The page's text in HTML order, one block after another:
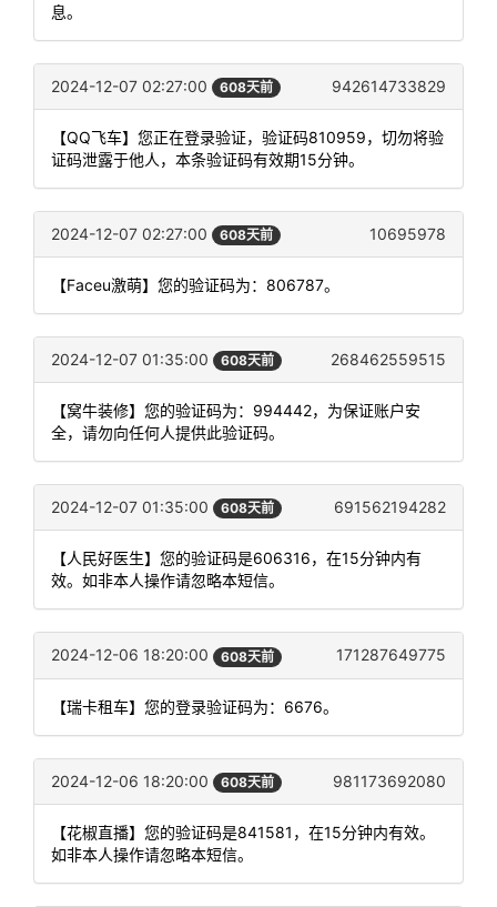
息。
2024-12-07 02:27:00 608天前 942614733829
【QQ飞车】您正在登录验证，验证码810959，切勿将验
证码泄露于他人，本条验证码有效期15分钟。
2024-12-07 02:27:00 608天前 10695978
【Faceu激萌】您的验证码为：806787。
2024-12-07 01:35:00 608天前 268462559515
【窝牛装修】您的验证码为：994442，为保证账户安
全，请勿向任何人提供此验证码。
2024-12-07 01:35:00 608天前 691562194282
【人民好医生】您的验证码是606316，在15分钟内有
效。如非本人操作请忽略本短信。
2024-12-06 18:20:00 608天前 171287649775
【瑞卡租车】您的登录验证码为：6676。
2024-12-06 18:20:00 608天前 981173692080
【花椒直播】您的验证码是841581，在15分钟内有效。
如非本人操作请忽略本短信。